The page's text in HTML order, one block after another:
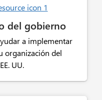
del gobierno
a implementar
organización del
UU.